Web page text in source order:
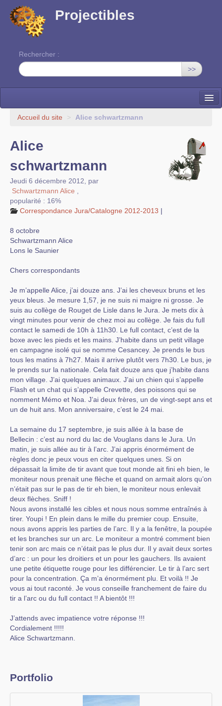
Projectibles
Rechercher :
>>
La ruche
Accueil du site > Alice schwartzmann
Alice
schwartzmann
Jeudi 6 décembre 2012
par
Schwartzmann Alice
popularité : 16%
Correspondance Jura/Catalogne 2012-2013 |
8 octobre
Schwartzmann Alice
Lons le Saunier
Chers correspondants
Je m’appelle Alice, j’ai douze ans. J’ai les cheveux bruns et les
yeux bleus. Je mesure 1,57, je ne suis ni maigre ni grosse. Je
suis au collège de Rouget de Lisle dans le Jura. Je mets dix à
vingt minutes pour venir de chez moi au collège. Je fais du full
contact le samedi de 10h à 11h30. Le full contact, c’est de la
boxe avec les pieds et les mains. J’habite dans un petit village
en campagne isolé qui se nomme Cesancey. Je prends le bus
tous les matins à 7h27. Mais il arrive plutôt vers 7h30. Le bus, je
le prends sur la nationale. Cela fait douze ans que j’habite dans
mon village. J’ai quelques animaux. J’ai un chien qui s’appelle
Flash et un chat qui s’appelle Crevette, des poissons qui se
nomment Mémo et Noa. J’ai deux frères, un de vingt-sept ans et
un de huit ans. Mon anniversaire, c’est le 24 mai.
La semaine du 17 septembre, je suis allée à la base de
Bellecin : c’est au nord du lac de Vouglans dans le Jura. Un
matin, je suis allée au tir à l’arc. J’ai appris énormément de
règles donc je peux vous en citer quelques unes. Si on
dépassait la limite de tir avant que tout monde ait fini eh bien, le
moniteur nous prenait une flèche et quand on armait alors qu’on
n’était pas sur le pas de tir eh bien, le moniteur nous enlevait
deux flèches. Sniff !
Nous avons installé les cibles et nous nous somme entraînés à
tirer. Youpi ! En plein dans le mille du premier coup. Ensuite,
nous avons appris les parties de l’arc. Il y a la fenêtre, la poupée
et les branches sur un arc. Le moniteur a montré comment bien
tenir son arc mais ce n’était pas le plus dur. Il y avait deux sortes
d’arc : un pour les droitiers et un pour les gauchers. Ils avaient
une petite étiquette rouge pour les différencier. Le tir à l’arc sert
pour la concentration. Ça m’a énormément plu. Et voilà !! Je
vous ai tout raconté. Je vous conseille franchement de faire du
tir a l’arc ou du full contact !! A bientôt !!!
J’attends avec impatience votre réponse !!!
Cordialement !!!!!
Alice Schwartzmann.
Portfolio